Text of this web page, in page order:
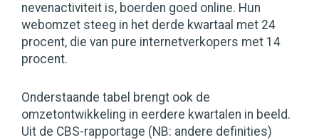
nevenactiviteit is, boerden goed online. Hun
webomzet steeg in het derde kwartaal met 24
procent, die van pure internetverkopers met 14
procent.
Onderstaande tabel brengt ook de
omzetontwikkeling in eerdere kwartalen in beeld.
Uit de CBS-rapportage (NB: andere definities)